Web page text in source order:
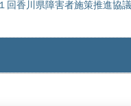
香川県障害者施策推進協